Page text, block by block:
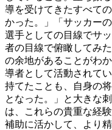
導を受けてきたすべて
かった。」「サッカー
選手としての目線でサ
者の目線で俯瞰してみ
の余地があることがわ
導者として活動されて
持てたことも、自身の
となった。」と大きな
は、これらの貴重な経
補助に活かして、より